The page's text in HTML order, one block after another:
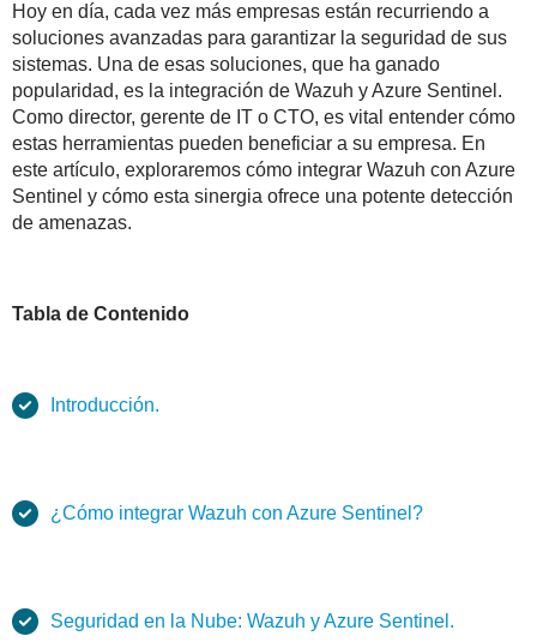
Hoy en día, cada vez más empresas están recurriendo a
soluciones avanzadas para garantizar la seguridad de sus
sistemas. Una de esas soluciones, que ha ganado
popularidad, es la integración de Wazuh y Azure Sentinel.
Como director, gerente de IT o CTO, es vital entender cómo
estas herramientas pueden beneficiar a su empresa. En
este artículo, exploraremos cómo integrar Wazuh con Azure
Sentinel y cómo esta sinergia ofrece una potente detección
de amenazas.
Tabla de Contenido
Introducción.
¿Cómo integrar Wazuh con Azure Sentinel?
Seguridad en la Nube: Wazuh y Azure Sentinel.